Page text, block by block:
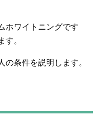
ホワイトニングです
す。
条件を説明します。